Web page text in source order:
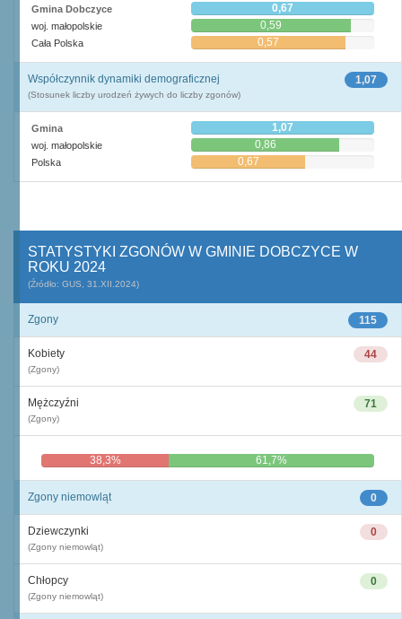
Gmina Dobczyce 0,67
woj. małopolskie 0,59
Cała Polska 0,57
1,07
Współczynnik dynamiki demograficznej
(Stosunek liczby urodzeń żywych do liczby zgonów)
Gmina 1,07
woj. małopolskie 0,86
Polska 0,67
STATYSTYKI ZGONÓW W GMINIE DOBCZYCE W
ROKU 2024
(Źródło: GUS, 31.XII.2024)
115
Zgony
44
Kobiety
(Zgony)
71
Mężczyźni
(Zgony)
38,3% 61,7%
0
Zgony niemowląt
0
Dziewczynki
(Zgony niemowląt)
0
Chłopcy
(Zgony niemowląt)